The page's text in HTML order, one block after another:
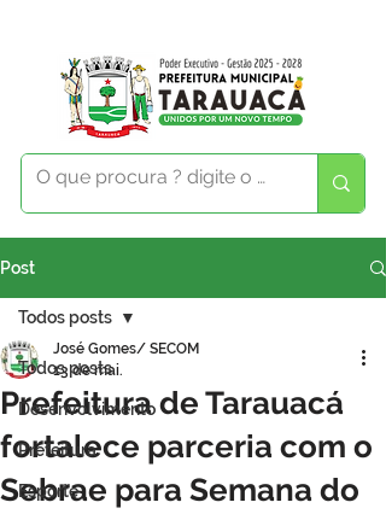
Post
Todos posts
Desenvolvimento
Prefeitura
Esporte
Todos posts
Prefeitura de Tarauacá
fortalece parceria com o
Sebrae para Semana do
José Gomes/ SECOM
13 de mai.